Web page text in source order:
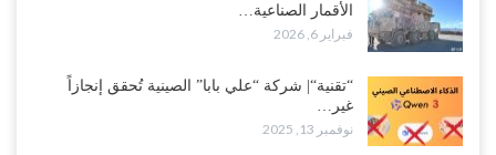
الأقمار الصناعية…
فبراير 6, 2026
“تقنية“| شركة “علي بابا” الصينية تُحقق إنجازاً
غير…
نوفمبر 13, 2025